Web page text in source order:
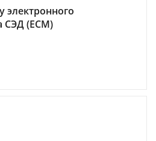
электронного
СЭД (ECM)